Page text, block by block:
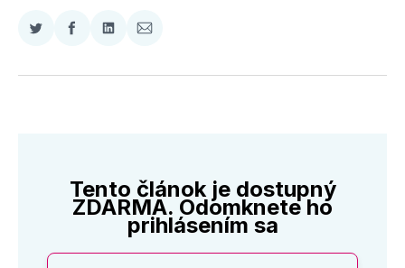
Zdieľať
Twitter
Zdieľať
Facebooku
Zdieľať
LinkedIne
Zdieľať
E-
Tento článok je dostupný
ZDARMA. Odomknete ho
prihlásením sa